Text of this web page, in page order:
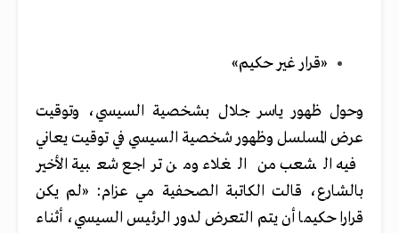
«قرار غير حكيم»
وحول ظهور ياسر جلال بشخصية السيسي، وتوقيت
عرض المسلسل وظهور شخصية السيسي في توقيت يعاني
فيه الشعب من الغلاء ومن تراجع شعبية الأخير
بالشارع، قالت الكاتبة الصحفية مي عزام: «لم يكن
قرارا حكيما أن يتم التعرض لدور الرئيس السيسي، أثناء